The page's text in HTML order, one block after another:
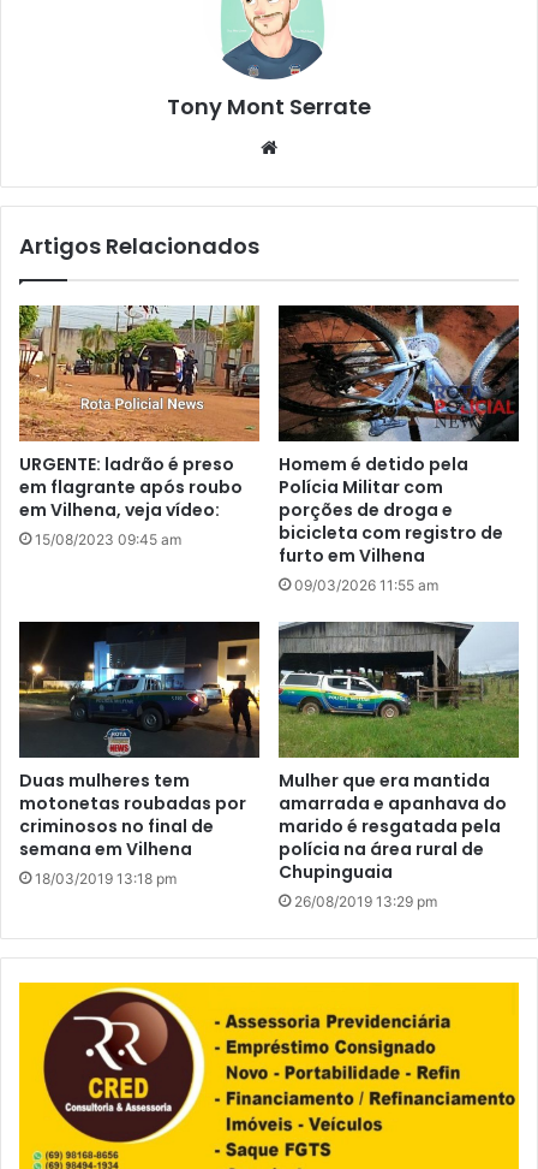
Tony Mont Serrate
te
Artigos Relacionados
URGENTE: ladrão é preso
em flagrante após roubo
em Vilhena, veja vídeo:
15/08/2023 09:45 am
Homem é detido pela
Polícia Militar com
porções de droga e
bicicleta com registro de
furto em Vilhena
09/03/2026 11:55 am
Duas mulheres tem
motonetas roubadas por
criminosos no final de
semana em Vilhena
18/03/2019 13:18 pm
Mulher que era mantida
amarrada e apanhava do
marido é resgatada pela
polícia na área rural de
Chupinguaia
26/08/2019 13:29 pm